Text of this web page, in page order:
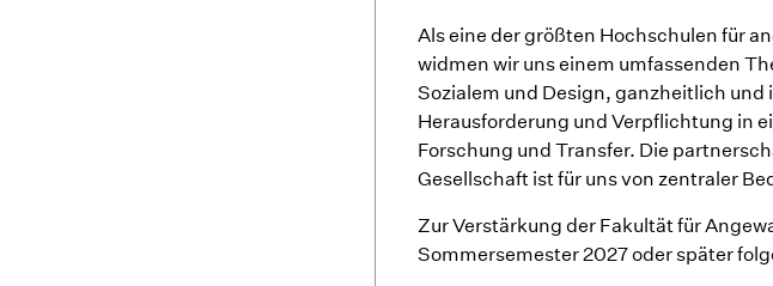
Als eine der größten Hochschulen für
widmen wir uns einem umfassenden
Sozialem und Design, ganzheitlich
Herausforderung und Verpflichtung in
Forschung und Transfer. Die
Gesellschaft ist für uns von zentraler
Zur Verstärkung der Fakultät für
Sommersemester 2027 oder später